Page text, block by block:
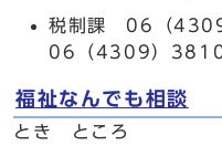
税制課 06（
06（4309）
福祉なんでも相談
とき ところ